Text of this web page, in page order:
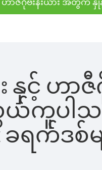
နှင့် ဟာ
ကူပါ
ခရက်ဒစ်